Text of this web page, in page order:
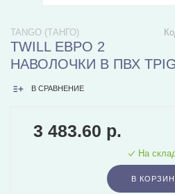
TANGO (ТАНГО)
TWILL ЕВРО 2
НАВОЛОЧКИ В ПВХ
В СРАВНЕНИЕ
3 483.60 р.
На
В